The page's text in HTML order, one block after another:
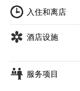
入住和离店
酒店设施
服务项目